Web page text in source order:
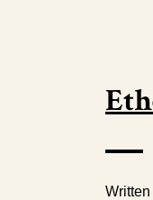
Written